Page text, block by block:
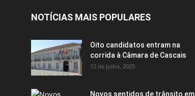
NOTÍCIAS MAIS POPULARES
Oito candidatos entram na
corrida à Câmara de Cascais
12 de Julho, 2025
Novos sentidos de trânsito em